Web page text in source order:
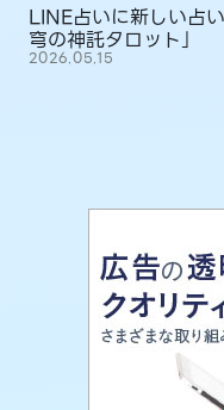
LINE占いに新しい占
穹の神託タロット」
2026.05.15